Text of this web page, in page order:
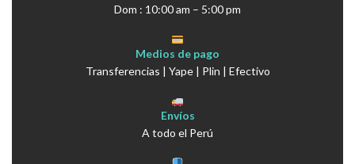
Dom : 10:00 am – 5:00 pm
Medios de pago
Transferencias | Yape | Plin | Efectivo
Envíos
A todo el Perú